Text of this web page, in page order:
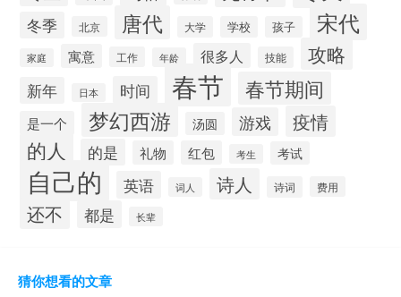
冬季 北京 唐代 大学 学校 孩子 宋代
家庭 寓意 工作 年龄 很多人 技能 攻略
新年 日本 时间 春节 春节期间
是一个 梦幻西游 汤圆 游戏 疫情
的人 的是 礼物 红包 考生 考试
自己的 英语 词人 诗人 诗词 费用
还不 都是 长辈
猜你想看的文章